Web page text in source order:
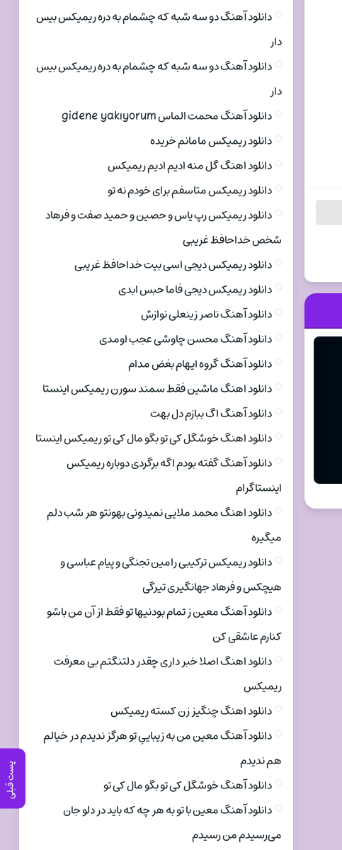
پست قبلی
دانلود آهنگ دو سه شبه که چشمام به دره ریمیکس بیس
دار
دانلود آهنگ دو سه شبه که چشمام به دره ریمیکس بیس
دار
دانلود آهنگ محمت الماس gidene yakıyorum
دانلود ریمیکس مامانم خریده
دانلود اهنگ گل منه ادیم ادیم ریمیکس
دانلود ریمیکس متاسفم برای خودم نه تو
دانلود ریمیکس رپ یاس و حصین و حمید صفت و فرهاد
شخص خداحافظ غریبی
دانلود ریمیکس دیجی اسی بیت خداحافظ غریبی
دانلود ریمیکس دیجی فاما حبس ابدی
دانلود آهنگ ناصر زینعلی نوازش
دانلود آهنگ محسن چاوشی عجب اومدی
دانلود آهنگ گروه ایهام بغض مدام
دانلود اهنگ ماشین فقط سمند سورن ریمیکس اینستا
دانلود آهنگ اگ ببازم دل بهت
دانلود اهنگ خوشگل کی تو بگو مال کی تو ریمیکس اینستا
دانلود آهنگ گفته بودم اگه برگردی دوباره ریمیکس
اینستاگرام
دانلود اهنگ محمد ملایی نمیدونی بهونتو هر شب دلم
میگیره
دانلود ریمیکس ترکیبی رامین تجنگی و پیام عباسی و
هیچکس و فرهاد جهانگیری تیرگی
دانلود آهنگ معین ز تمام بودنیها تو فقط از آن من باشو
کنارم عاشقی کن
دانلود اهنگ اصلا خبر داری چقدر دلتنگتم بی معرفت
ریمیکس
دانلود اهنگ چنگیز زن کسته ریمیکس
دانلود آهنگ معین من به زیباییِ تو هرگز ندیدم در خیالم
هم ندیدم
دانلود آهنگ خوشگل کی تو بگو مال کی تو
دانلود آهنگ معین با تو به هر چه که باید در دلو جان
می‌رسیدم من رسیدم